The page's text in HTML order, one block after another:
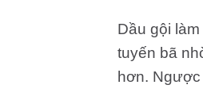
Dầu gội
tuyến bã
hơn.